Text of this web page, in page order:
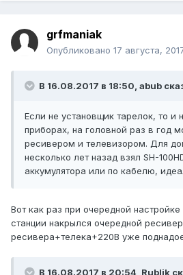
grfmaniak
Опубликовано 17 августа,
В 16.08.2017 в 18:50, abub
Если не установщик тарелок, то и
приборах, на головной раз в год
ресивером и телевизором. Для
несколько лет назад взял SH-
аккумулятора или по кабелю,
Вот как раз при очередной
станции накрылся очередной
ресивера+телека+220В уже
В 16.08.2017 в 20:54, Rublik